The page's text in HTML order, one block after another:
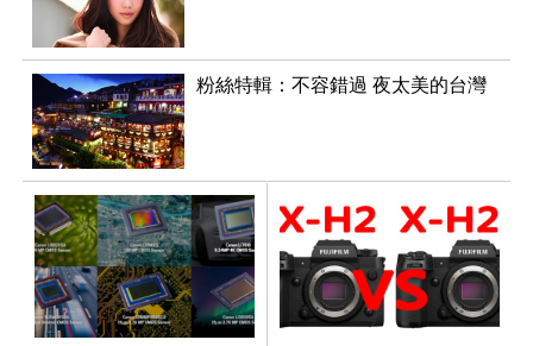
粉絲特輯：不容錯過 夜太美的台灣